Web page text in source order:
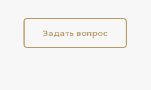
Задать вопрос